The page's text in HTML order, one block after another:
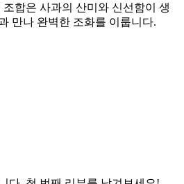
합은 사과의 산미와 신선함이 생
만나 완벽한 조화를 이룹니다.